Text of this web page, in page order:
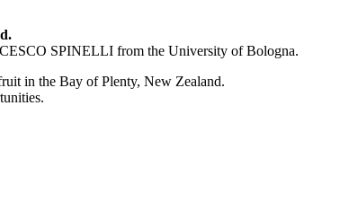
SPINELLI from the University of Bologna.
in the Bay of Plenty, New Zealand.